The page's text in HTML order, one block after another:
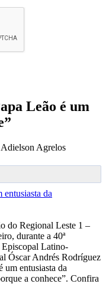
Leão é um
Agrelos
do Regional Leste 1 –
durante a 40ª
Latino-
Óscar Andrés Rodríguez
um entusiasta da
a conhece”. Confira